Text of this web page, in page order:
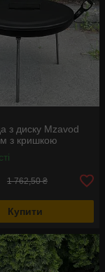
з диску Mzavod
з кришкою
1 762,50 ₴
Купити